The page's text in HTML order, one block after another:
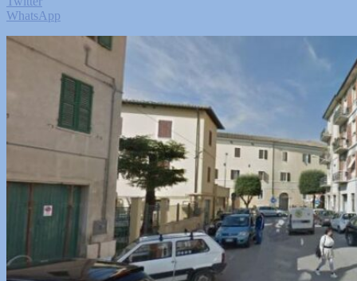
WhatsApp